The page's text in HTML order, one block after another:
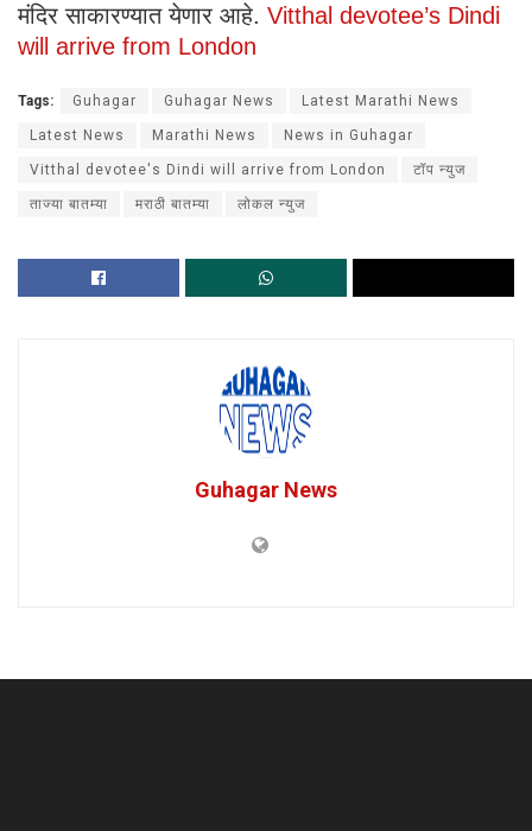
मंदिर साकारण्यात येणार आहे. Vitthal devotee’s Dindi
will arrive from London
Tags: Guhagar Guhagar News Latest Marathi News
Latest News Marathi News News in Guhagar
Vitthal devotee's Dindi will arrive from London टॉप न्युज
ताज्या बातम्या मराठी बातम्या लोकल न्युज
Guhagar News